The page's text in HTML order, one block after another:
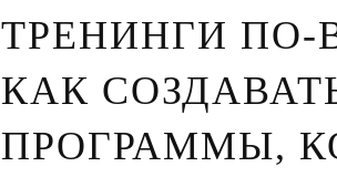
ТРЕНИНГИ ПО-
КАК
ПРОГРАММЫ,